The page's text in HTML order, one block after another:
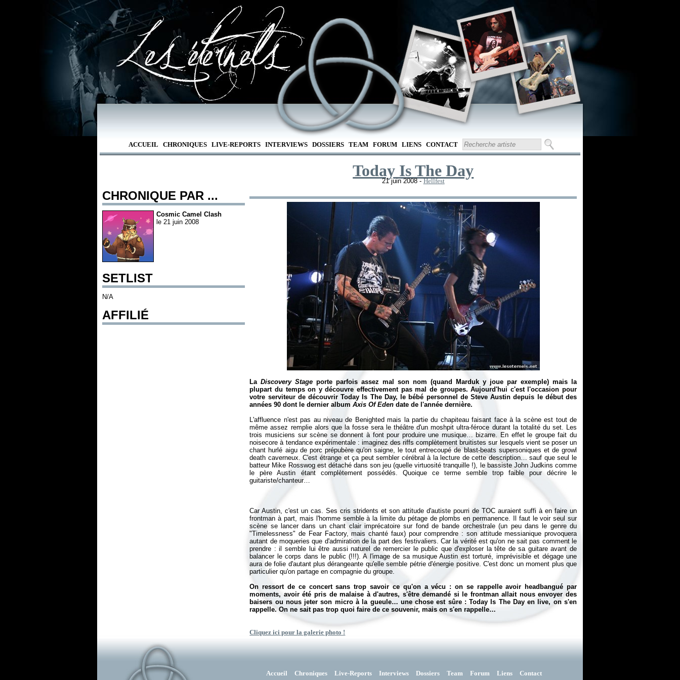
ACCUEIL CHRONIQUES LIVE-REPORTS INTERVIEWS DOSSIERS TEAM FORUM LIENS CONTACT
CHRONIQUE PAR ...
Cosmic Camel Clash
le 21 juin 2008
SETLIST
N/A
AFFILIÉ
Today Is The Day
21 juin 2008 -Hellfest
LaDiscovery Stage porte parfois assez mal son nom (quand Marduk y joue par exemple) mais la
plupart du temps on y découvre effectivement pas mal de groupes. Aujourd'hui c'est l'occasion pour
votre serviteur de découvrir Today Is The Day, le bébé personnel de Steve Austin depuis le début des
années 90 dont le dernier albumAxis Of Eden date de l'année dernière.
L'affluence n'est pas au niveau de Benighted mais la partie du chapiteau faisant face à la scène est tout de
même assez remplie alors que la fosse sera le théâtre d'un moshpit ultra-féroce durant la totalité du set. Les
trois musiciens sur scène se donnent à font pour produire une musique… bizarre. En effet le groupe fait du
noisecore à tendance expérimentale : imaginez des riffs complètement bruitistes sur lesquels vient se poser un
chant hurlé aigu de porc prépubère qu'on saigne, le tout entrecoupé de blast-beats supersoniques et de growl
death caverneux. C'est étrange et ça peut sembler cérébral à la lecture de cette description… sauf que seul le
batteur Mike Rosswog est détaché dans son jeu (quelle virtuosité tranquille !), le bassiste John Judkins comme
le père Austin étant complètement possédés. Quoique ce terme semble trop faible pour décrire le
Car Austin, c'est un cas. Ses cris stridents et son attitude d'autiste pourri de TOC auraient suffi à en faire un
frontman à part, mais l'homme semble à la limite du pétage de plombs en permanence. Il faut le voir seul sur
scène se lancer dans un chant clair imprécatoire sur fond de bande orchestrale (un peu dans le genre du
"Timelessness" de Fear Factory, mais chanté faux) pour comprendre : son attitude messianique provoquera
autant de moqueries que d'admiration de la part des festivaliers. Car la vérité est qu'on ne sait pas comment le
prendre : il semble lui être aussi naturel de remercier le public que d'exploser la tête de sa guitare avant de
balancer le corps dans le public (!!!). A l'image de sa musique Austin est torturé, imprévisible et dégage une
aura de folie d'autant plus dérangeante qu'elle semble pétrie d'énergie positive. C'est donc un moment plus que
particulier qu'on partage en compagnie du groupe.
On ressort de ce concert sans trop savoir ce qu'on a vécu : on se rappelle avoir headbangué par
moments, avoir été pris de malaise à d'autres, s'être demandé si le frontman allait nous envoyer des
baisers ou nous jeter son micro à la gueule… une chose est sûre : Today Is The Day en live, on s'en
rappelle. On ne sait pas trop quoi faire de ce souvenir, mais on s'en rappelle…
Cliquez ici pour la galerie photo !
Accueil Chroniques Live-Reports Interviews Dossiers Team Forum Liens Contact